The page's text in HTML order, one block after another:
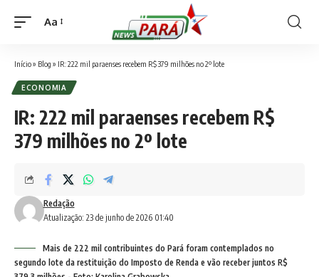
Font
Aa
Início» Blog » IR: 222 mil paraenses recebem R$ 379 milhões no 2º lote
ECONOMIA
IR: 222 mil paraenses recebem R$
379 milhões no 2º lote
Atualização: 23 de junho de 2026 01:40
Redação
Mais de 222 mil contribuintes do Pará foram contemplados no
segundo lote da restituição do Imposto de Renda e vão receber juntos R$